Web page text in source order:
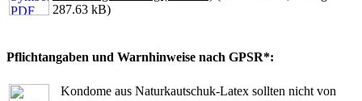
287.63 kB)
Pflichtangaben und Warnhinweise nach GPSR*:
Kondome aus Naturkautschuk-Latex sollten nicht von